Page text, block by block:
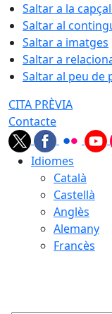
Saltar a la
Saltar al
Saltar a imatges
Saltar a
Saltar al peu de
CITA PRÈVIA
Contacte
Idiomes
Català
Castellà
Anglès
Alemany
Francès